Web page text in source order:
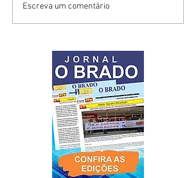
Escreva um comentário